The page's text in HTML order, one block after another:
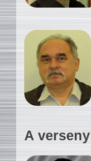
A